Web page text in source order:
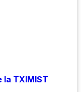
la TXIMIST